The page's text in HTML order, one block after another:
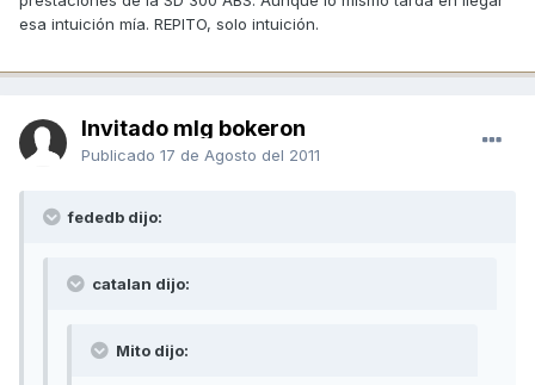
esa intuición mía. REPITO, solo intuición.
Invitado mlg bokeron
Publicado 17 de Agosto del 2011
fededb dijo:
catalan dijo:
Mito dijo: